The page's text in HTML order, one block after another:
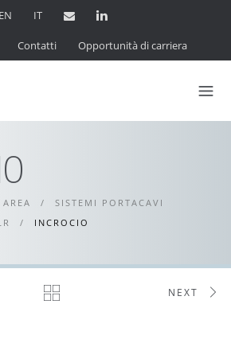
EN IT
Contatti Opportunità di carriera
/
SISTEMI PORTACAVI
/ INCROCIO
NEXT